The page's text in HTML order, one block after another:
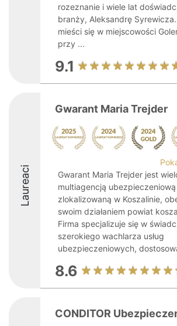
rozeznanie i wiele lat
branży, Aleksandrę
mieści się w miejscowości
przy ...
9.1
Laureaci
Gwarant Maria Trejder
Gwarant Maria Trejder jest
multiagencją ubezpieczeniową
zlokalizowaną w Koszalinie,
swoim działaniem powiat
Firma specjalizuje się w
szerokiego wachlarza usług
ubezpieczeniowych,
8.6
CONDITOR